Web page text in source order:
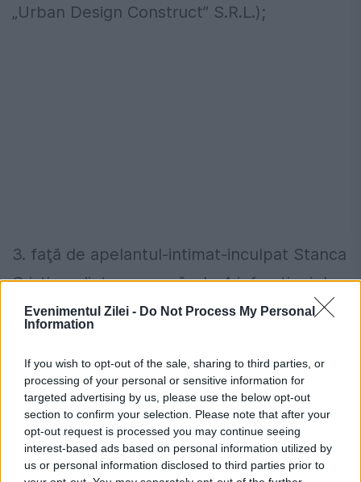
Evenimentul Zilei - Do Not Process My Personal
Information
If you wish to opt-out of the sale, sharing to third parties, or
processing of your personal or sensitive information for
targeted advertising by us, please use the below opt-out
section to confirm your selection. Please note that after your
opt-out request is processed you may continue seeing
interest-based ads based on personal information utilized by
us or personal information disclosed to third parties prior to
„Urban Design Construct” S.R.L.);
3. faţă de apelantul-intimat-inculpat Stanca
Cristian, dintr-un număr de 4 infracţiuni de
complicitate la luare de mită, fiecare prev.
Cod penal, cu aplicarea art.6 din Legea
nr.78/2000, în infracţiunea de complicitate
la luare de mită, în formă continuată, prev.
de art.48, alin.1, Cod penal, raportat la